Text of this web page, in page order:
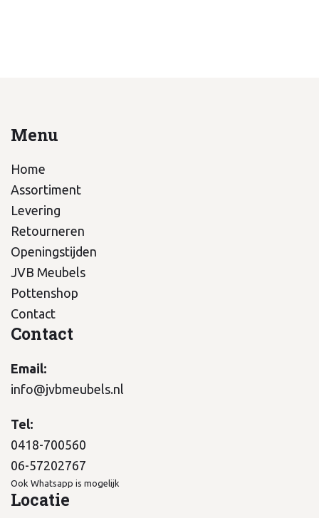
Menu
Home
Assortiment
Levering
Retourneren
Openingstijden
JVB Meubels
Pottenshop
Contact
Contact
Email:
info@jvbmeubels.nl
Tel:
0418-700560
06-57202767
Ook Whatsapp is mogelijk
Locatie